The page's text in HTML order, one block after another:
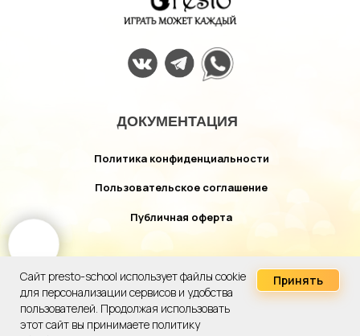
ДОКУМЕНТАЦИЯ
Политика конфиденциальности
Пользовательское соглашение
Публичная оферта
Разрабатано студиейМоНмАртР
Сайт presto-school использует файлы cookie
для персонализации сервисов и удобства
пользователей. Продолжая использовать
этот сайт вы принимаете политику
Принять
Онлайн-
запись